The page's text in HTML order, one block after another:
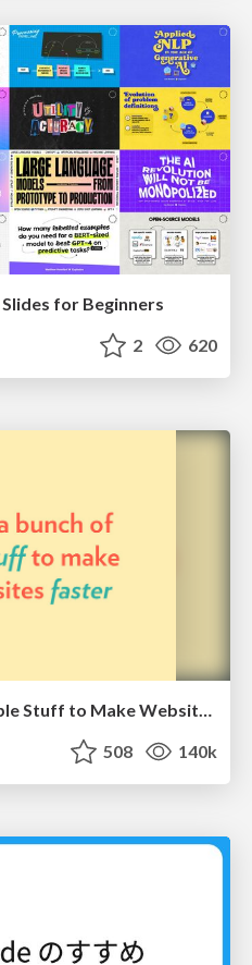
for Beginners
2 620
Let's Do A Bunch of Simple Stuff to Make Websites Faster
508 140k